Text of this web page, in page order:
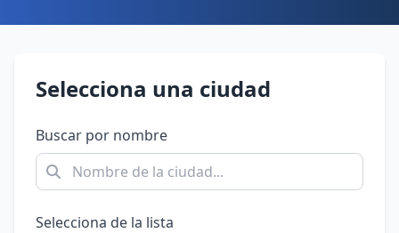
Selecciona una ciudad
Buscar por nombre
Selecciona de la lista